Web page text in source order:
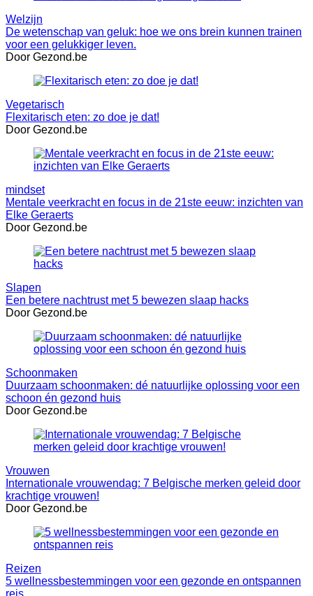
Welzijn
De wetenschap van geluk: hoe we ons brein kunnen trainen
voor een gelukkiger leven.
Door Gezond.be
Vegetarisch
Flexitarisch eten: zo doe je dat!
Door Gezond.be
mindset
Mentale veerkracht en focus in de 21ste eeuw: inzichten van
Elke Geraerts
Door Gezond.be
Slapen
Een betere nachtrust met 5 bewezen slaap hacks
Door Gezond.be
Schoonmaken
Duurzaam schoonmaken: dé natuurlijke oplossing voor een
schoon én gezond huis
Door Gezond.be
Vrouwen
Internationale vrouwendag: 7 Belgische merken geleid door
krachtige vrouwen!
Door Gezond.be
Reizen
5 wellnessbestemmingen voor een gezonde en ontspannen
reis